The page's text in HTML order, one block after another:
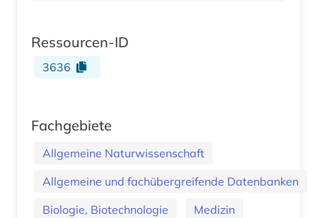
Ressourcen-ID
3636
Fachgebiete
Allgemeine Naturwissenschaft
Allgemeine und fachübergreifende Datenbanken
Biologie, Biotechnologie
Medizin